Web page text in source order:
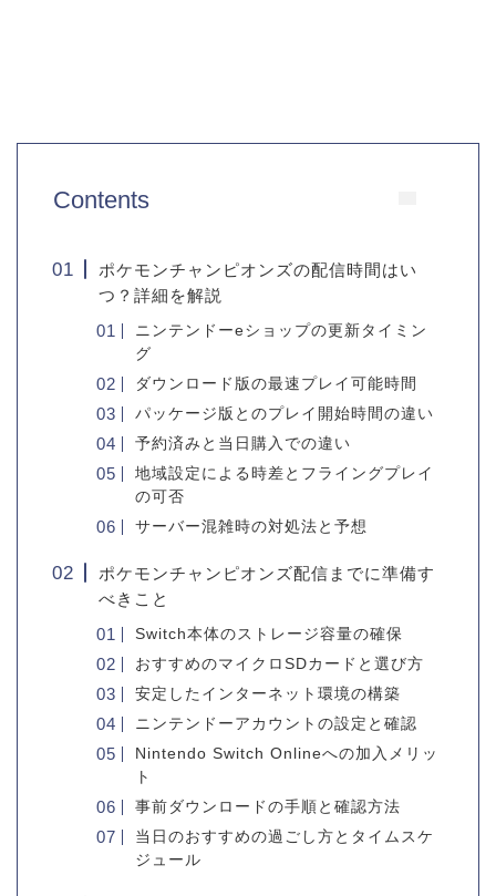
Contents
ポケモンチャンピオンズの配信時間はい
つ？詳細を解説
ニンテンドーeショップの更新タイミン
グ
ダウンロード版の最速プレイ可能時間
パッケージ版とのプレイ開始時間の違い
予約済みと当日購入での違い
地域設定による時差とフライングプレイ
の可否
サーバー混雑時の対処法と予想
ポケモンチャンピオンズ配信までに準備す
べきこと
Switch本体のストレージ容量の確保
おすすめのマイクロSDカードと選び方
安定したインターネット環境の構築
ニンテンドーアカウントの設定と確認
Nintendo Switch Onlineへの加入メリッ
ト
事前ダウンロードの手順と確認方法
当日のおすすめの過ごし方とタイムスケ
ジュール